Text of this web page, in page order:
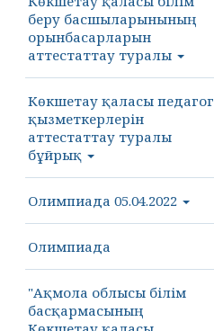
беру басшыларынының
орынбасарларын
аттестаттау туралы
Көкшетау қаласы педагог
қызметкерлерін
аттестаттау туралы
бұйрық
Олимпиада 05.04.2022
Олимпиада
"Ақмола облысы білім
басқармасының